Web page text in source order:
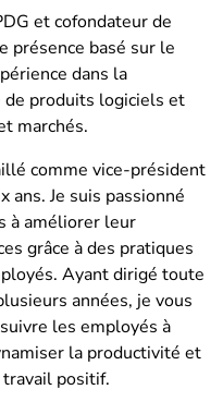
et cofondateur de
présence basé sur le
dans la
de produits logiciels et
marchés.
comme vice-président
ans. Je suis passionné
à améliorer leur
grâce à des pratiques
Ayant dirigé toute
années, je vous
les employés à
la productivité et
positif.